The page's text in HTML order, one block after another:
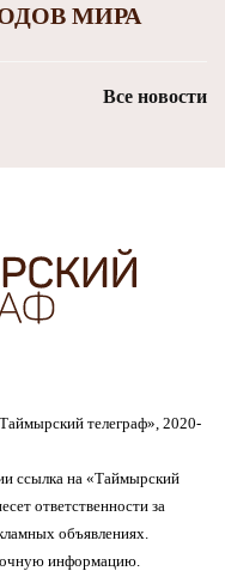
МИРА
Все новости
телеграф», 2020-
ссылка на «Таймырский
ответственности за
объявлениях.
информацию.